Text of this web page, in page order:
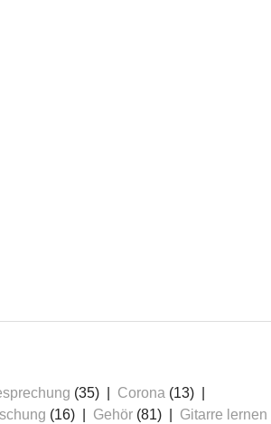
(35) Corona (13)
(16) Gehör (81) Gitarre lernen